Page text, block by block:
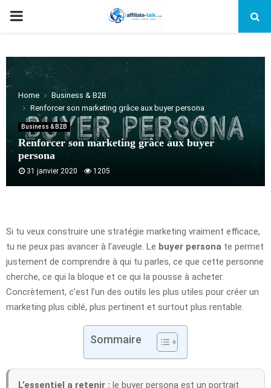
PRIMARY
Home
Business & B2B
Renforcer son marketing grâce aux buyer persona
Business & B2B
Renforcer son marketing grâce aux buyer
persona
31 janvier 2020 1205
Si tu veux construire une stratégie marketing vraiment efficace,
tu ne peux pas avancer à l’aveugle. Le buyer persona te permet
justement de comprendre à qui tu parles, ce que cette personne
cherche, ce qui la bloque et ce qui la pousse à acheter.
Concrètement, c’est l’un des outils les plus utiles pour créer un
marketing plus ciblé, plus pertinent et surtout plus rentable.
Sommaire
L’essentiel a retenir : le buyer persona est un portrait